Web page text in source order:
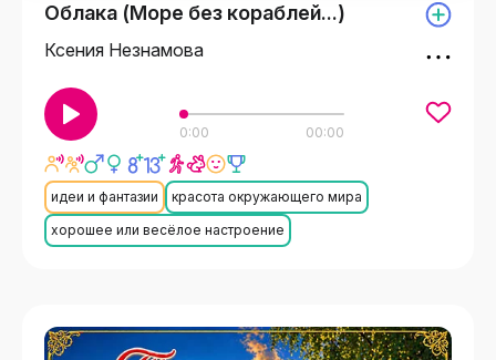
Облака (Море без кораблей...)
Ксения Незнамова
0:00 00:00
идеи и фантазии
красота окружающего мира
хорошее или весёлое настроение